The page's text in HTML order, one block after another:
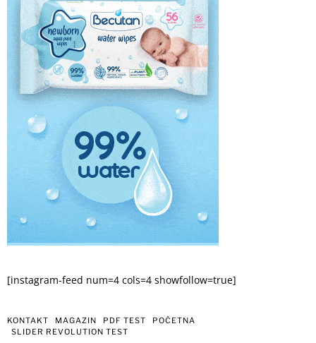
[instagram-feed num=4 cols=4 showfollow=true]
KONTAKT MAGAZIN PDF TEST
POČETNA
SLIDER REVOLUTION TEST